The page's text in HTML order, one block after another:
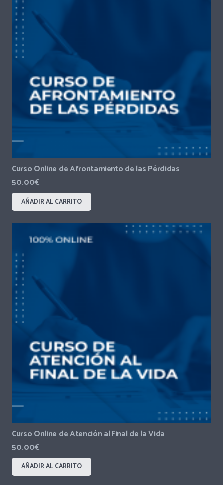
Curso Online de Afrontamiento de las Pérdidas
50.00€
AÑADIR AL CARRITO
Curso Online de Atención al Final de la Vida
50.00€
AÑADIR AL CARRITO